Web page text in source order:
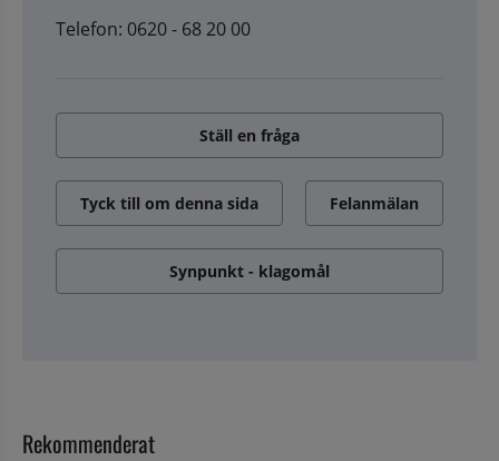
Telefon: 0620 - 68 20 00
Ställ en fråga
Tyck till om denna sida Felanmälan
Synpunkt - klagomål
Rekommenderat